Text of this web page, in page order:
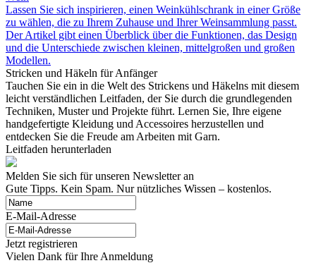
Lassen Sie sich inspirieren, einen Weinkühlschrank in einer Größe
zu wählen, die zu Ihrem Zuhause und Ihrer Weinsammlung passt.
Der Artikel gibt einen Überblick über die Funktionen, das Design
und die Unterschiede zwischen kleinen, mittelgroßen und großen
Modellen.
Stricken und Häkeln für Anfänger
Tauchen Sie ein in die Welt des Strickens und Häkelns mit diesem
leicht verständlichen Leitfaden, der Sie durch die grundlegenden
Techniken, Muster und Projekte führt. Lernen Sie, Ihre eigene
handgefertigte Kleidung und Accessoires herzustellen und
entdecken Sie die Freude am Arbeiten mit Garn.
Leitfaden herunterladen
Melden Sie sich für unseren Newsletter an
Gute Tipps. Kein Spam. Nur nützliches Wissen – kostenlos.
E-Mail-Adresse
Jetzt registrieren
Vielen Dank für Ihre Anmeldung